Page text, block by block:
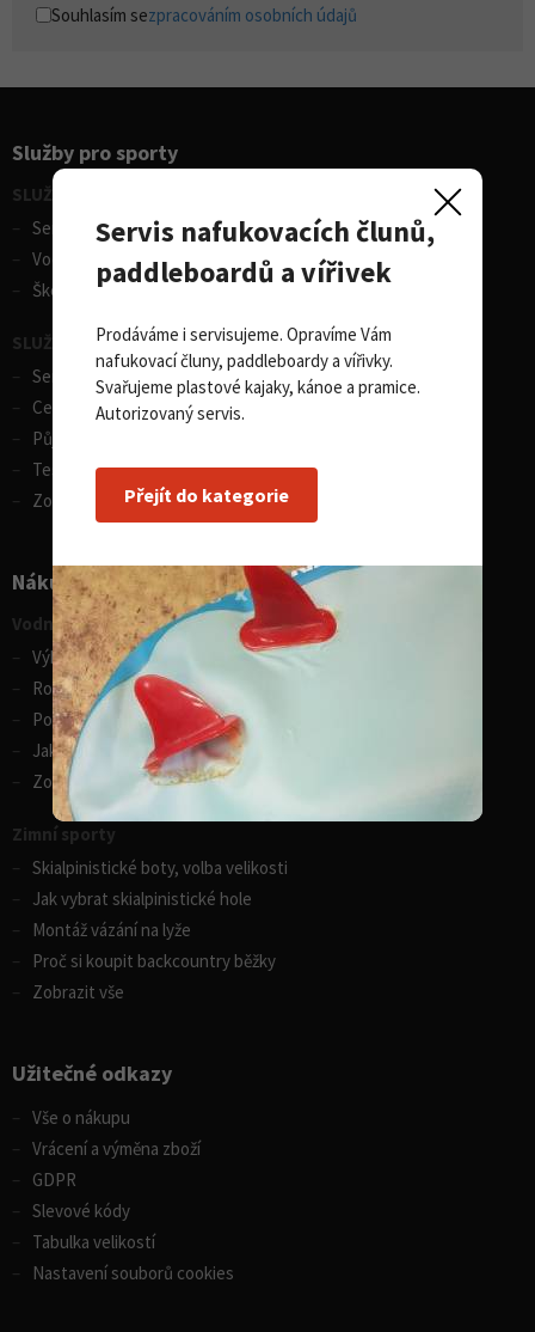
Souhlasím sezpracováním osobních údajů
Služby pro sporty
SLUŽBY - vodní sporty
Servis lodí a člunů
Vodácká půjčovna lodí
Škola eskymování
SLUŽBY - zimní sporty
Servis lyží
Celosezonní půjčovna lyží
Půjčovna lyží
Test centrum SPORTEN
Zobrazit vše
Nákupní rádce
Vodní sporty
Výběr pádla na paddleboard
Rozdíly v paddleboardech
Porovnání kánoí Gumotex
Jak vybrat kajak
Zobrazit vše
Zimní sporty
Skialpinistické boty, volba velikosti
Jak vybrat skialpinistické hole
Montáž vázání na lyže
Proč si koupit backcountry běžky
Zobrazit vše
Užitečné odkazy
Vše o nákupu
Vrácení a výměna zboží
GDPR
Slevové kódy
Tabulka velikostí
Nastavení souborů cookies
Servis nafukovacích člunů,
paddleboardů a vířivek
Prodáváme i servisujeme. Opravíme Vám
nafukovací čluny, paddleboardy a vířivky.
Svařujeme plastové kajaky, kánoe a pramice.
Autorizovaný servis.
Přejít do kategorie